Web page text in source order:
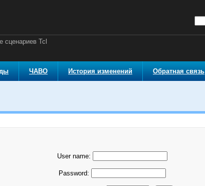
сценариев Tcl
ЧАВО История изменений Обратная связь
User name:
Password: